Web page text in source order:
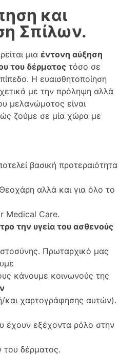
και
Σπίλων.
μια έντονη αύξηση
του δέρματος τόσο σε
Η ευαισθητοποίηση
με την πρόληψη αλλά
μελανώματος είναι
ζούμε σε μία χώρα με
βασική προτεραιότητα
αλλά και για όλο το
Medical Care.
την υγεία του ασθενούς
Πρωταρχικό μας
κάνουμε κοινωνούς της
και χαρτογράφησης αυτών).
έχουν εξέχοντα ρόλο στην
του δέρματος.